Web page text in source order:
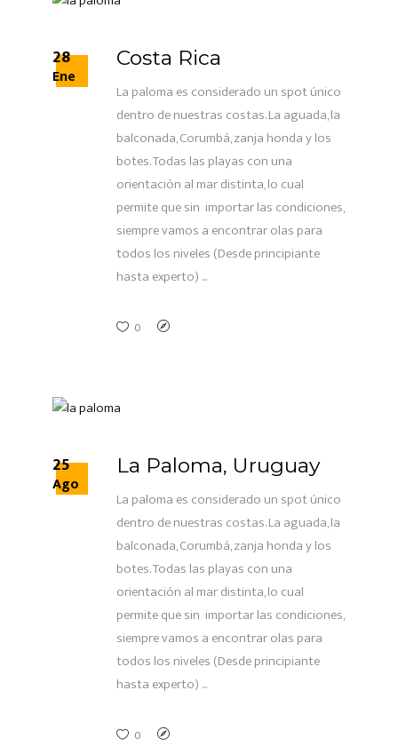
28
Ene
Costa Rica
La paloma es considerado un spot único
dentro de nuestras costas. La aguada, la
balconada, Corumbá, zanja honda y los
botes. Todas las playas con una
orientación al mar distinta, lo cual
permite que sin importar las condiciones,
siempre vamos a encontrar olas para
todos los niveles (Desde principiante
hasta experto)
0
25
Ago
La Paloma, Uruguay
La paloma es considerado un spot único
dentro de nuestras costas. La aguada, la
balconada, Corumbá, zanja honda y los
botes. Todas las playas con una
orientación al mar distinta, lo cual
permite que sin importar las condiciones,
siempre vamos a encontrar olas para
todos los niveles (Desde principiante
hasta experto)
0